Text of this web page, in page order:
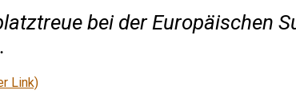
bei der Europäischen
Link)